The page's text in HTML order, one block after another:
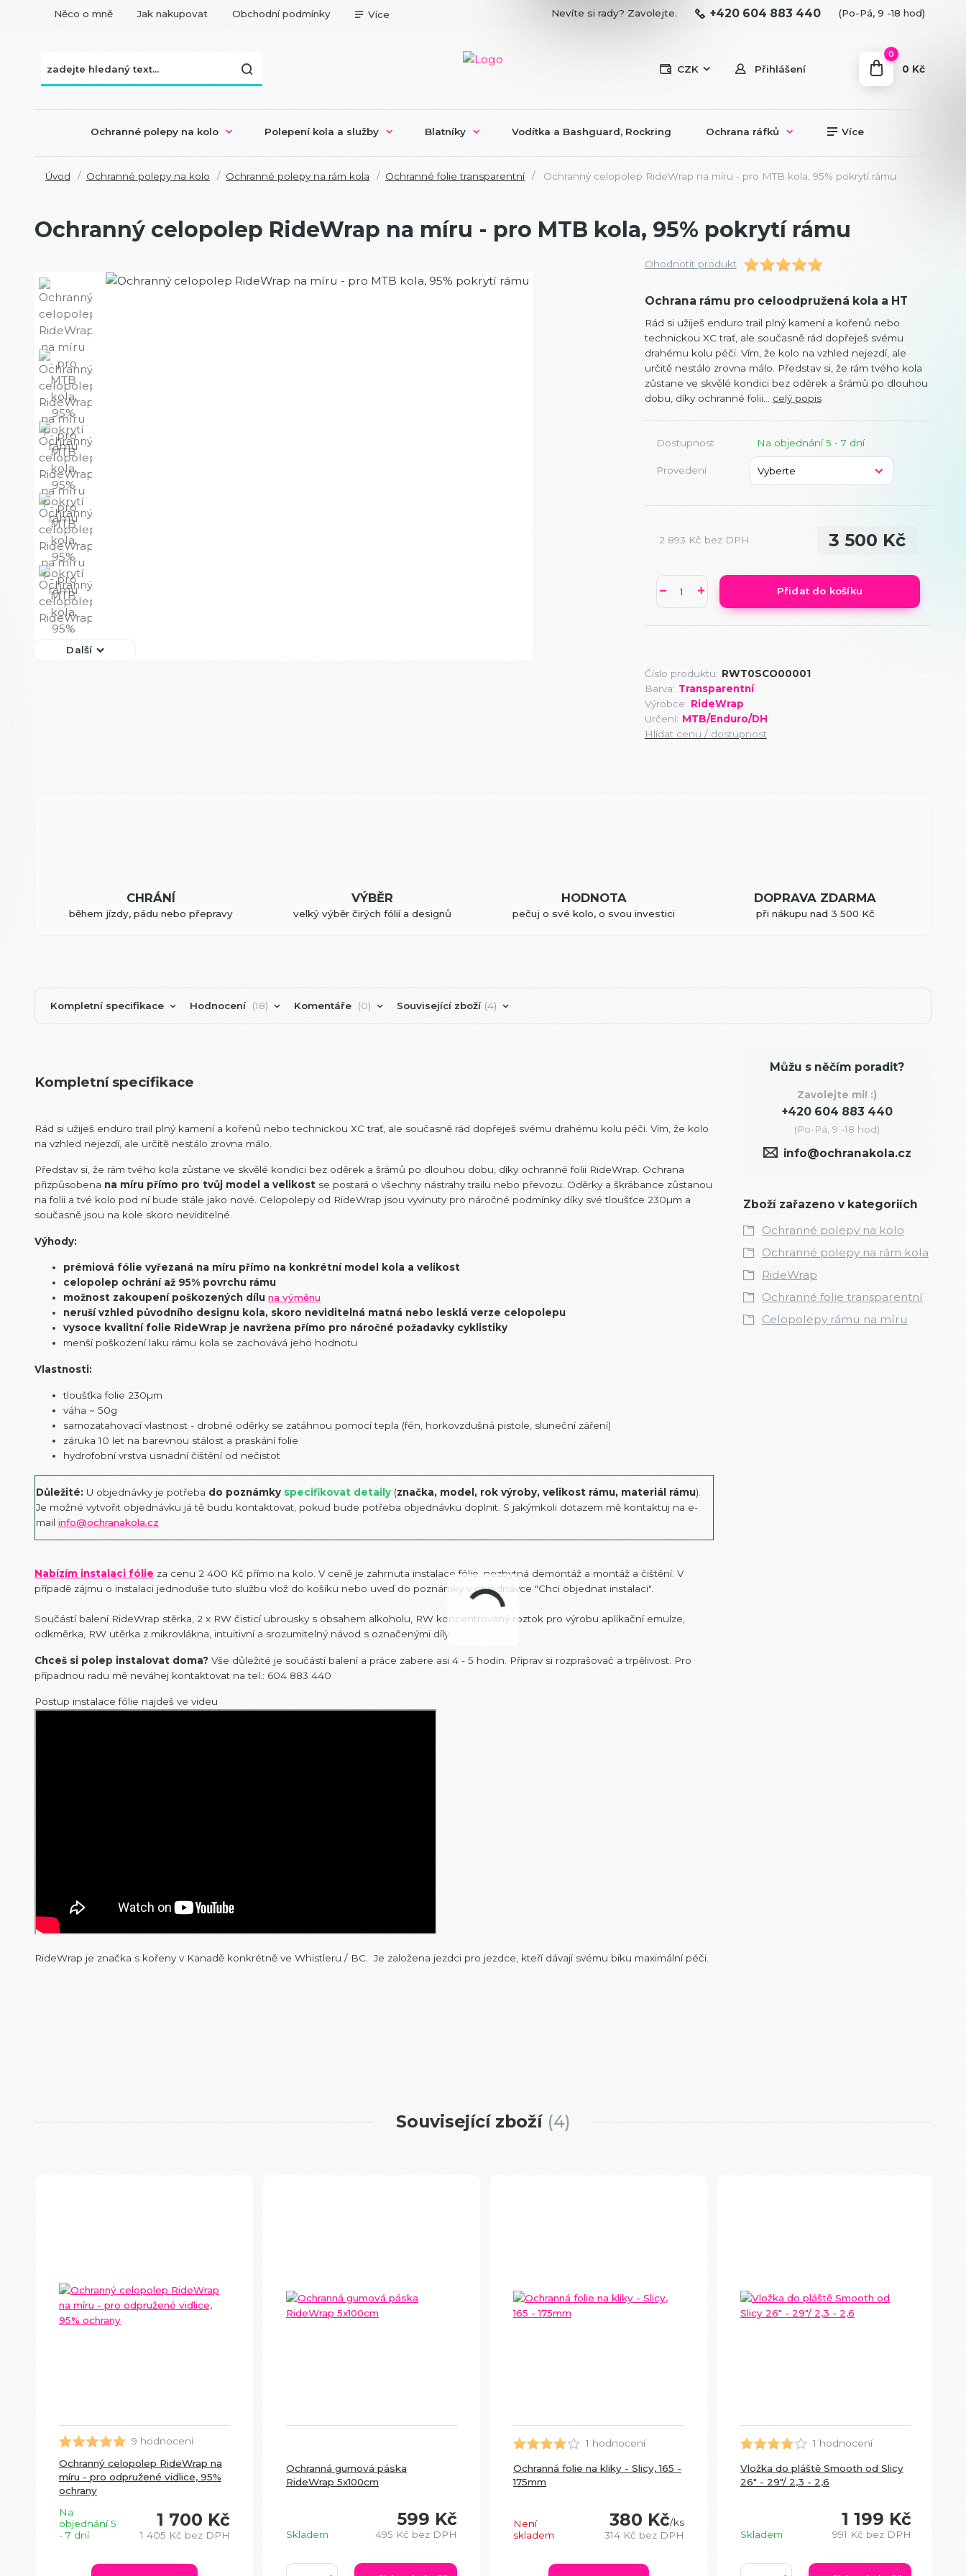
Něco o mně Jak nakupovat Obchodní podmínky Více
CZK Přihlášení
Nevíte si rady? Zavolejte. +420 604 883 440 (Po-Pá, 9 -18 hod)
0
0 Kč
Ochranné polepy na kolo Polepení kola a služby Blatníky Vodítka a Bashguard, Rockring Ochrana ráfků Více
Úvod Ochranné polepy na kolo Ochranné polepy na rám kola Ochranné folie transparentní Ochranný celopolep RideWrap na míru - pro MTB kola, 95% pokrytí rámu
Ochranný celopolep RideWrap na míru - pro MTB kola, 95% pokrytí rámu
Další
Ohodnotit produkt
Ochrana rámu pro celoodpružená kola a HT
Rád si užiješ enduro trail plný kamení a kořenů nebo
technickou XC trať, ale současně rád dopřeješ svému
drahému kolu péči. Vím, že kolo na vzhled nejezdí, ale
určitě nestálo zrovna málo. Představ si, že rám tvého kola
zůstane ve skvělé kondici bez oděrek a šrámů po dlouhou
dobu, díky ochranné folii... celý popis
Dostupnost Na objednání 5 - 7 dní
Provedení
3 500 Kč
2 893 Kč bez DPH
Přidat do košíku
Číslo produktu: RWT0SCO00001
Barva: Transparentní
Výrobce: RideWrap
Určení: MTB/Enduro/DH
Hlídat cenu / dostupnost
CHRÁNÍ
během jízdy, pádu nebo přepravy
VÝBĚR
velký výběr čirých fólií a designů
HODNOTA
pečuj o své kolo, o svou investici
DOPRAVA ZDARMA
při nákupu nad 3 500 Kč
Kompletní specifikace Hodnocení 18 Komentáře 0 Související zboží 4
Kompletní specifikace
Rád si užiješ enduro trail plný kamení a kořenů nebo technickou XC trať, ale současně rád dopřeješ svému drahému kolu péči. Vím, že kolo
na vzhled nejezdí, ale určitě nestálo zrovna málo.
Představ si, že rám tvého kola zůstane ve skvělé kondici bez oděrek a šrámů po dlouhou dobu, díky ochranné folii RideWrap. Ochrana
přizpůsobena na míru přímo pro tvůj model a velikost se postará o všechny nástrahy trailu nebo převozu. Oděrky a škrábance zůstanou
na folii a tvé kolo pod ní bude stále jako nové. Celopolepy od RideWrap jsou vyvinuty pro náročné podmínky díky své tloušťce 230µm a
současně jsou na kole skoro neviditelné.
Výhody:
prémiová fólie vyřezaná na míru přímo na konkrétní model kola a velikost
celopolep ochrání až 95% povrchu rámu
možnost zakoupení poškozených dílu na výměnu
neruší vzhled původního designu kola, skoro neviditelná matná nebo lesklá verze celopolepu
vysoce kvalitní folie RideWrap je navržena přímo pro náročné požadavky cyklistiky
menší poškození laku rámu kola se zachovává jeho hodnotu
Vlastnosti:
tloušťka folie 230µm
váha ~ 50g
samozatahovací vlastnost - drobné oděrky se zatáhnou pomocí tepla (fén, horkovzdušná pistole, sluneční záření)
záruka 10 let na barevnou stálost a praskání folie
hydrofobní vrstva usnadní čištění od nečistot
Důležité: U objednávky je potřeba do poznámky specifikovat detaily (značka, model, rok výroby, velikost rámu, materiál rámu).
Je možné vytvořit objednávku já tě budu kontaktovat, pokud bude potřeba objednávku doplnit. S jakýmkoli dotazem mě kontaktuj na e-
mail info@ochranakola.cz
Nabízím instalaci fólie za cenu 2 400 Kč přímo na kolo. V ceně je zahrnuta instalace fólie, nezbytná demontáž a montáž a čištění. V
případě zájmu o instalaci jednoduše tuto službu vlož do košíku nebo uveď do poznámky v objednávce "Chci objednat instalaci".
Součástí balení RideWrap stěrka, 2 x RW čisticí ubrousky s obsahem alkoholu, RW koncentrovaný roztok pro výrobu aplikační emulze,
odkměrka, RW utěrka z mikrovlákna, intuitivní a srozumitelný návod s označenými díly.
Chceš si polep instalovat doma? Vše důležité je součástí balení a práce zabere asi 4 - 5 hodin. Připrav si rozprašovač a trpělivost. Pro
případnou radu mě neváhej kontaktovat na tel.: 604 883 440
Postup instalace fólie najdeš ve videu
RideWrap je značka s kořeny v Kanadě konkrétně ve Whistleru / BC. Je založena jezdci pro jezdce, kteří dávají svému biku maximální péči.
Můžu s něčím poradit?
Zavolejte mi! :)
+420 604 883 440
(Po-Pá, 9 -18 hod)
info@ochranakola.cz
Zboží zařazeno v kategoriích
Ochranné polepy na kolo
Ochranné polepy na rám kola
RideWrap
Ochranné folie transparentní
Celopolepy rámu na míru
Související zboží 4
9 hodnocení
Ochranný celopolep RideWrap na
míru - pro odpružené vidlice, 95%
ochrany
1 700 Kč
1 405 Kč bez DPH
Na
objednání 5
- 7 dní
Ochranná gumová páska
RideWrap 5x100cm
599 Kč
495 Kč bez DPH
Skladem
1 hodnocení
Ochranná folie na kliky - Slicy, 165 -
175mm
380 Kč/ks
314 Kč bez DPH
Není
skladem
1 hodnocení
Vložka do pláště Smooth od Slicy
26" - 29"/ 2,3 - 2,6
1 199 Kč
991 Kč bez DPH
Skladem